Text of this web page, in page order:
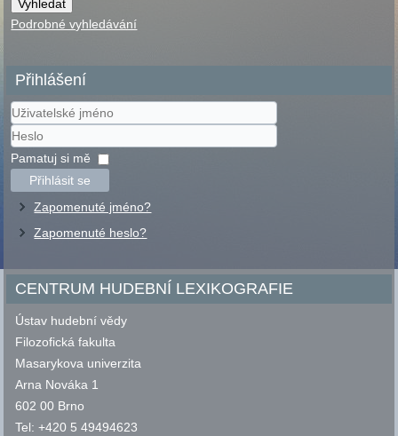
Podrobné vyhledávání
Přihlášení
Uživatelské
jméno
Heslo
Pamatuj si mě
Přihlásit se
Zapomenuté jméno?
Zapomenuté heslo?
CENTRUM HUDEBNÍ LEXIKOGRAFIE
Ústav hudební vědy
Filozofická fakulta
Masarykova univerzita
Arna Nováka 1
602 00 Brno
Tel: +420 5 49494623